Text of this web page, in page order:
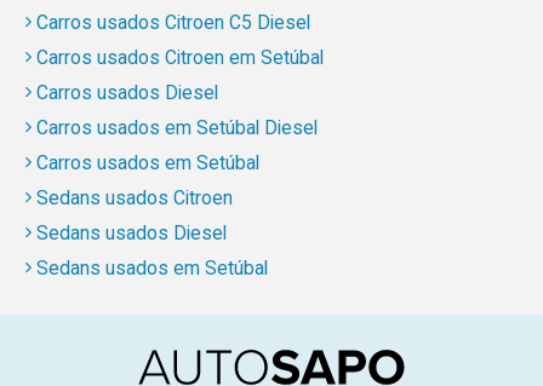
Carros usados Citroen C5 Diesel
Carros usados Citroen em Setúbal
Carros usados Diesel
Carros usados em Setúbal Diesel
Carros usados em Setúbal
Sedans usados Citroen
Sedans usados Diesel
Sedans usados em Setúbal